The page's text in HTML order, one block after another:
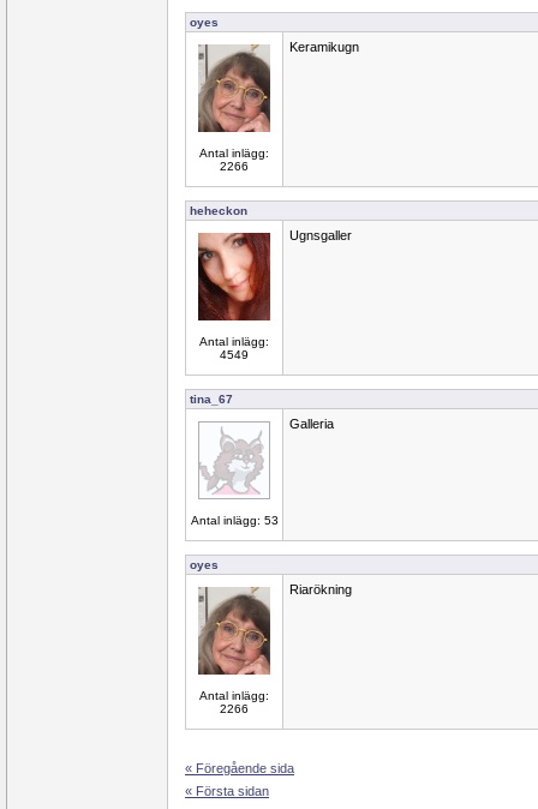
oyes
Antal inlägg:
2266
Keramikugn
heheckon
Antal inlägg:
4549
Ugnsgaller
tina_67
Antal inlägg: 53
Galleria
oyes
Antal inlägg:
2266
Riarökning
« Föregående sida
« Första sidan